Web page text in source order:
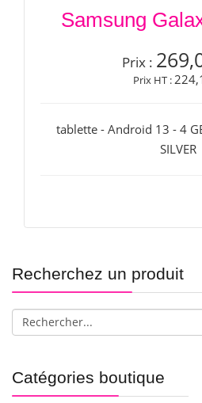
Samsung
Prix :
Prix HT :
tablette - Android 13 - 4
SILVER
Recherchez un produit
Catégories boutique